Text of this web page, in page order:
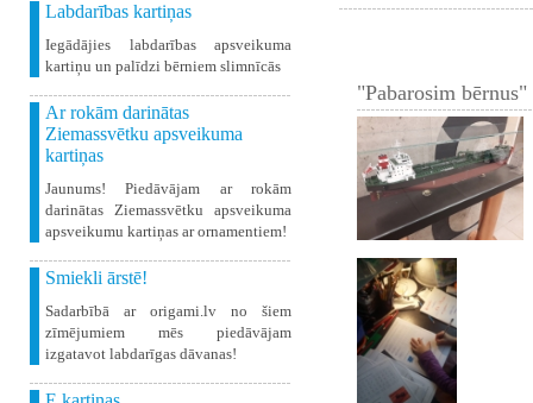
Labdarības kartiņas
Iegādājies labdarības apsveikuma
kartiņu un palīdzi bērniem slimnīcās
Ar rokām darinātas
Ziemassvētku apsveikuma
kartiņas
Jaunums! Piedāvājam ar rokām
darinātas Ziemassvētku apsveikuma
apsveikumu kartiņas ar ornamentiem!
Smiekli ārstē!
Sadarbībā ar origami.lv no šiem
zīmējumiem mēs piedāvājam
izgatavot labdarīgas dāvanas!
"Pabarosim